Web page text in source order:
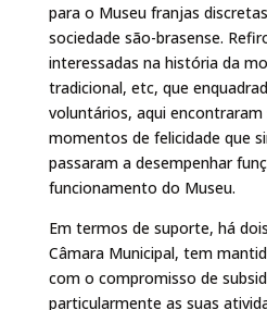
para o Museu franjas
sociedade são-brasense.
interessadas na história da
tradicional, etc, que
voluntários, aqui encontraram
momentos de felicidade que
passaram a desempenhar
funcionamento do Museu.
Em termos de suporte, há
Câmara Municipal, tem
com o compromisso de
particularmente as suas